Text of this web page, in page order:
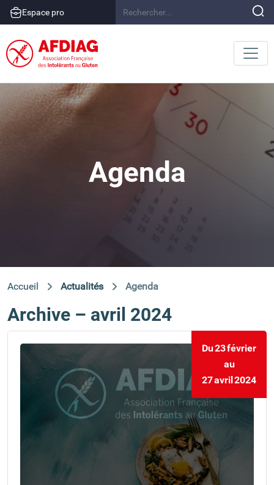
Espace pro
Agenda
Accueil Actualités Agenda
Archive – avril 2024
Du23février
au
27avril2024